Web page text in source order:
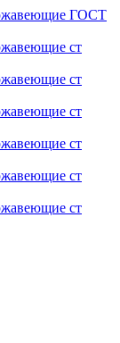
ГОСТ
ст
ст
ст
ст
ст
ст